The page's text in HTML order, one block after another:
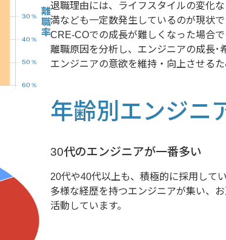
離職率退職理由には、ライフスタイルの変化
満なども一定数発生しているのが現状で
CRE-COでの成長が難しくなった場合
離職原因を分析し、エンジニアの成長･
エンジニアの意欲を維持・向上させる
年齢別エンジニ
30代のエンジニアが一番多い
20代や40代以上も、積極的に採用して
多様な経歴を持つエンジニアが集い、
活動しています。